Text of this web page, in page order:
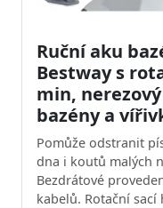
Ruční aku
Bestway s
min,
bazény a
Pomůže odstranit
dna i koutů malých
Bezdrátové
kabelů. Rotační